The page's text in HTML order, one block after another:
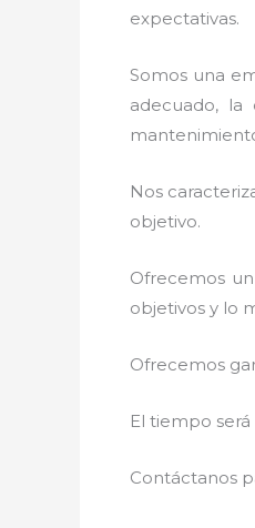
expectativas.
Somos una
adecuado, la
Nos
objetivo.
Ofrecemos
objetivos y lo
Ofrecemos
El tiempo
Contáctanos